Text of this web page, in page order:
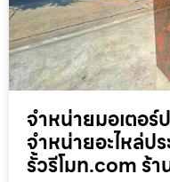
จำหน่ายมอเตอร์
จำหน่ายอะไหล่ป
รั้วรีโมท.com ร้า